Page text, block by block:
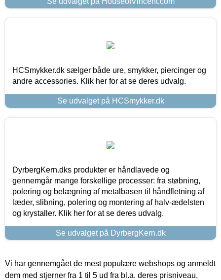
HCSmykker.dk sælger både ure, smykker, piercinger og
andre accessories. Klik her for at se deres udvalg.
Se udvalget på HCSmykker.dk
DyrbergKern.dks produkter er håndlavede og
gennemgår mange forskellige processer: fra støbning,
polering og belægning af metalbasen til håndfletning af
læder, slibning, polering og montering af halv-ædelsten
og krystaller. Klik her for at se deres udvalg.
Se udvalget på DyrbergKern.dk
Vi har gennemgået de mest populære webshops og anmeldt
dem med stjerner fra 1 til 5 ud fra bl.a. deres prisniveau,